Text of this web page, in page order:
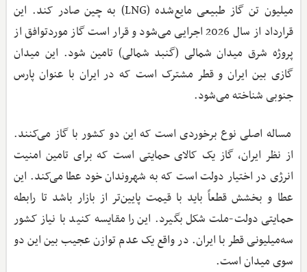
میلیون تن گاز طبیعی مایع‌شده (LNG) به چین صادر کند. این
قرارداد از سال 2026 اجرایی می‌شود و قرار است گاز موردتوافق از
پروژه شرق میدان شمالی (گنبد شمالی) تامین شود. این میدان
گازی بین ایران و قطر مشترک است که در ایران با عنوان پارس
جنوبی شناخته می‌شود.
مساله اصلی نوع برخوردی است که این دو کشور با گاز می‌کنند.
از نظر ایران، گاز یک کالای حمایتی است که برای تامین امنیت
انرژی در اختیار دولت است که به شهروندان خود عطا می‌کند. این
عطا و بخشش قطعاً باید با قیمت پایین‌تر از بازار باشد تا رابطه
حمایتی دولت-ملت شکل بگیرد. این را مقایسه کنید با نیاز کشور
سه‌میلیونی قطر با ایران. در واقع یک عدم توازن عجیب بین این دو
سوی میدان است.